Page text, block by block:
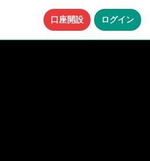
口座開設 ログイン